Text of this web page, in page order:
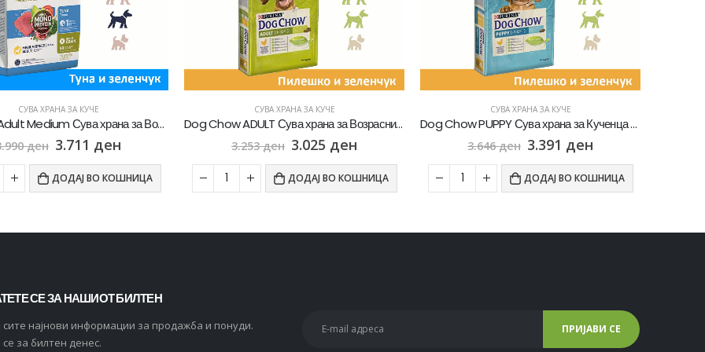
СУВА ХРАНА ЗА КУЧЕ
Dog Chow ADULT Сува храна за Возрасни кучиња со Пилешко [Вреќа 14кг]
ден 3.025 ден
ДОДАЈ ВО КОШНИЦА
СУВА ХРАНА ЗА КУЧЕ
Dog Chow PUPPY Сува храна за Кученца со Пилешко [Вреќа 14кг]
3.646ден 3.391 ден
ДОДАЈ ВО КОШНИЦА
СУВА ХРАНА ЗА КУЧЕ
Friskies Active Сува храна за Активни кучиња со Говедско [Вреќа 15кг]
2.905ден 2.469 ден
ДОДАЈ ВО КОШНИЦА
СЕ ЗА НАШИОТ БИЛТЕН
сите најнови информации за продажба и понуди.
за билтен денес.